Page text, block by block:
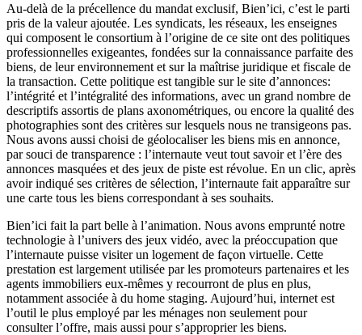
Au-delà de la précellence du mandat exclusif, Bien’ici, c’est le parti
pris de la valeur ajoutée. Les syndicats, les réseaux, les enseignes
qui composent le consortium à l’origine de ce site ont des politiques
professionnelles exigeantes, fondées sur la connaissance parfaite des
biens, de leur environnement et sur la maîtrise juridique et fiscale de
la transaction. Cette politique est tangible sur le site d’annonces:
l’intégrité et l’intégralité des informations, avec un grand nombre de
descriptifs assortis de plans axonométriques, ou encore la qualité des
photographies sont des critères sur lesquels nous ne transigeons pas.
Nous avons aussi choisi de géolocaliser les biens mis en annonce,
par souci de transparence : l’internaute veut tout savoir et l’ère des
annonces masquées et des jeux de piste est révolue. En un clic, après
avoir indiqué ses critères de sélection, l’internaute fait apparaître sur
une carte tous les biens correspondant à ses souhaits.
Bien’ici fait la part belle à l’animation. Nous avons emprunté notre
technologie à l’univers des jeux vidéo, avec la préoccupation que
l’internaute puisse visiter un logement de façon virtuelle. Cette
prestation est largement utilisée par les promoteurs partenaires et les
agents immobiliers eux-mêmes y recourront de plus en plus,
notamment associée à du home staging. Aujourd’hui, internet est
l’outil le plus employé par les ménages non seulement pour
consulter l’offre, mais aussi pour s’approprier les biens.